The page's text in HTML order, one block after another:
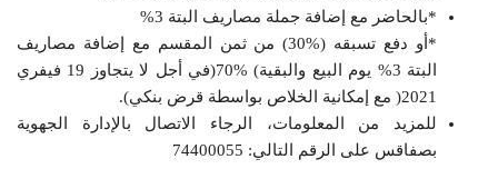
*بالحاضر مع إضافة جملة مصاريف البتة 3%
*أو دفع تسبقه (%30) من ثمن المقسم مع إضافة مصاريف
البتة 3% يوم البيع والبقية) %70(في أجل لا يتجاوز 19 فيفري
2021( مع إمكانية الخلاص بواسطة قرض بنكي).
للمزيد من المعلومات، الرجاء الاتصال بالإدارة الجهوية
بصفاقس على الرقم التالي: 74400055